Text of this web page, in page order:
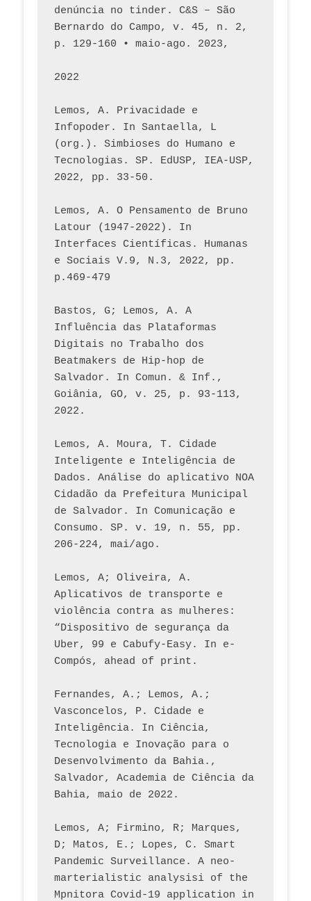
denúncia no tinder. C&S – São
Bernardo do Campo, v. 45, n. 2,
p. 129-160 • maio-ago. 2023,
2022
Lemos, A. Privacidade e
Infopoder. In Santaella, L
(org.). Simbioses do Humano e
Tecnologias. SP. EdUSP, IEA-USP,
2022, pp. 33-50.
Lemos, A. O Pensamento de Bruno
Latour (1947-2022). In
Interfaces Científicas. Humanas
e Sociais V.9, N.3, 2022, pp.
p.469-479
Bastos, G; Lemos, A. A
Influência das Plataformas
Digitais no Trabalho dos
Beatmakers de Hip-hop de
Salvador. In Comun. & Inf.,
Goiânia, GO, v. 25, p. 93-113,
2022.
Lemos, A. Moura, T. Cidade
Inteligente e Inteligência de
Dados. Análise do aplicativo NOA
Cidadão da Prefeitura Municipal
de Salvador. In Comunicação e
Consumo. SP. v. 19, n. 55, pp.
206-224, mai/ago.
Lemos, A; Oliveira, A.
Aplicativos de transporte e
violência contra as mulheres:
“Dispositivo de segurança da
Uber, 99 e Cabufy-Easy. In e-
Compós, ahead of print.
Fernandes, A.; Lemos, A.;
Vasconcelos, P. Cidade e
Inteligência. In Ciência,
Tecnologia e Inovação para o
Desenvolvimento da Bahia.,
Salvador, Academia de Ciência da
Bahia, maio de 2022.
Lemos, A; Firmino, R; Marques,
D; Matos, E.; Lopes, C. Smart
Pandemic Surveillance. A neo-
marterialistic analysisi of the
Mpnitora Covid-19 application in